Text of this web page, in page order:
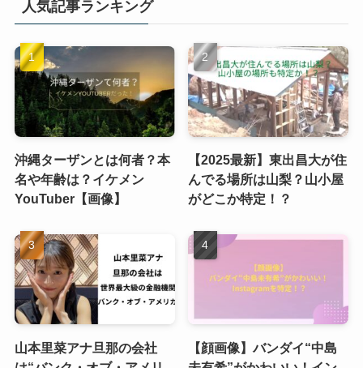
人気記事ランキング
沖縄ターザンとは何者？本
名や年齢は？イケメン
YouTuber【画像】
【2025最新】東出昌大が住
んでる場所は山梨？山小屋
がどこか特定！？
山本里菜アナ旦那の会社
【顔画像】バンダイ“中島